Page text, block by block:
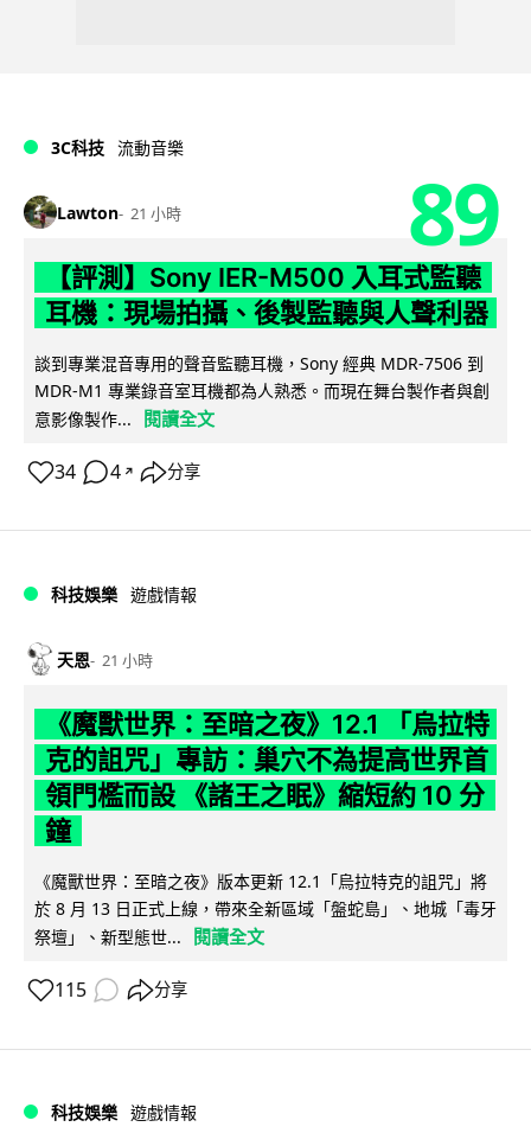
3C科技 流動音樂
Lawton 21 小時 89
【評測】Sony IER-M500 入耳式監聽
耳機：現場拍攝、後製監聽與人聲利器
談到專業混音專用的聲音監聽耳機，Sony 經典 MDR-7506 到
MDR-M1 專業錄音室耳機都為人熟悉。而現在舞台製作者與創
意影像製作...
閱讀全文
34 4 ↗ 分享
科技娛樂 遊戲情報
天恩 21 小時
《魔獸世界：至暗之夜》12.1 「烏拉特
克的詛咒」專訪：巢穴不為提高世界首
領門檻而設 《諸王之眠》縮短約 10 分
鐘
《魔獸世界：至暗之夜》版本更新 12.1「烏拉特克的詛咒」將
於 8 月 13 日正式上線，帶來全新區域「盤蛇島」、地城「毒牙
祭壇」、新型態世...
閱讀全文
115 分享
科技娛樂 遊戲情報